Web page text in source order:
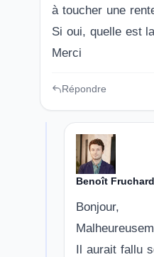
à toucher une
Si oui, quelle est
Merci
Répondre
Benoît Fruchard
Bonjour,
Il aurait fallu